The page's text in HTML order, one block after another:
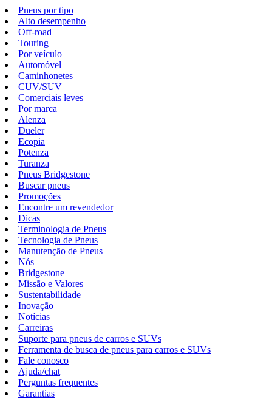
Pneus por tipo
Alto desempenho
Off-road
Touring
Por veículo
Automóvel
Caminhonetes
CUV/SUV
Comerciais leves
Por marca
Alenza
Dueler
Ecopia
Potenza
Turanza
Pneus Bridgestone
Buscar pneus
Promoções
Encontre um revendedor
Dicas
Terminologia de Pneus
Tecnologia de Pneus
Manutenção de Pneus
Nós
Bridgestone
Missão e Valores
Sustentabilidade
Inovação
Notícias
Carreiras
Suporte para pneus de carros e SUVs
Ferramenta de busca de pneus para carros e SUVs
Fale conosco
Ajuda/chat
Perguntas frequentes
Garantias